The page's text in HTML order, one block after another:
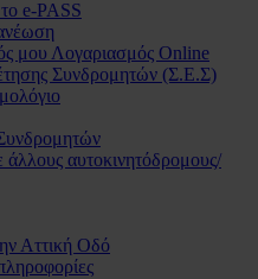
e-PASS
μου Λογαριασμός Online
Συνδρομητών (Σ.Ε.Σ)
αυτοκινητόδρομους/
Αττική Οδό